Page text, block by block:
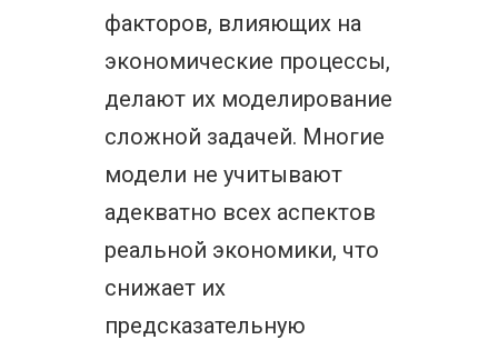
факторов, влияющих на
экономические процессы,
делают их моделирование
сложной задачей. Многие
модели не учитывают
адекватно всех аспектов
реальной экономики, что
снижает их
предсказательную